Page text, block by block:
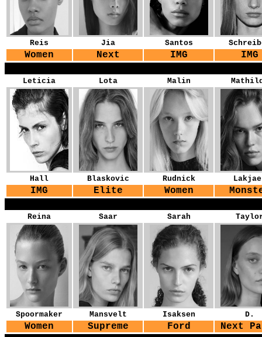
Reis Jia Santos
Women Next IMG IMG
Leticia Lota Malin
Hall Blaskovic Rudnick
IMG Elite Women
Reina Saar Sarah
Spoormaker Mansvelt Isaksen D.
Women Supreme Ford Next